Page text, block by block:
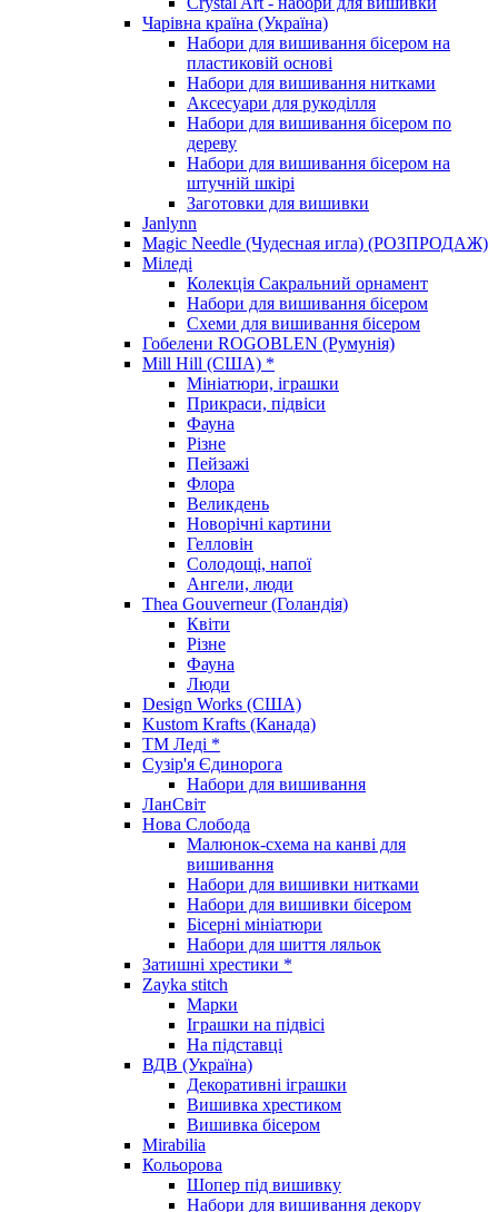
Чарівна країна (Україна)
Набори для вишивання бісером на
пластиковій основі
Набори для вишивання нитками
Аксесуари для рукоділля
Набори для вишивання бісером по
дереву
Набори для вишивання бісером на
штучній шкірі
Заготовки для вишивки
Janlynn
Magic Needle (Чудесная игла) (РОЗПРОДАЖ)
Міледі
Колекція Сакральний орнамент
Набори для вишивання бісером
Схеми для вишивання бісером
Гобелени ROGOBLEN (Румунія)
Mill Hill (США) *
Мініатюри, іграшки
Прикраси, підвіси
Фауна
Різне
Пейзажі
Флора
Великдень
Новорічні картини
Гелловін
Солодощі, напої
Ангели, люди
Thea Gouverneur (Голандія)
Квіти
Різне
Фауна
Люди
Design Works (США)
Kustom Krafts (Канада)
ТМ Леді *
Сузір'я Єдинорога
Набори для вишивання
ЛанСвіт
Нова Слобода
Малюнок-схема на канві для
вишивання
Набори для вишивки нитками
Набори для вишивки бісером
Бісерні мініатюри
Набори для шиття ляльок
Затишні хрестики *
Zayka stitch
Марки
Іграшки на підвісі
На підставці
ВДВ (Україна)
Декоративні іграшки
Вишивка хрестиком
Вишивка бісером
Mirabilia
Кольорова
Шопер під вишивку
Набори для вишивання декору